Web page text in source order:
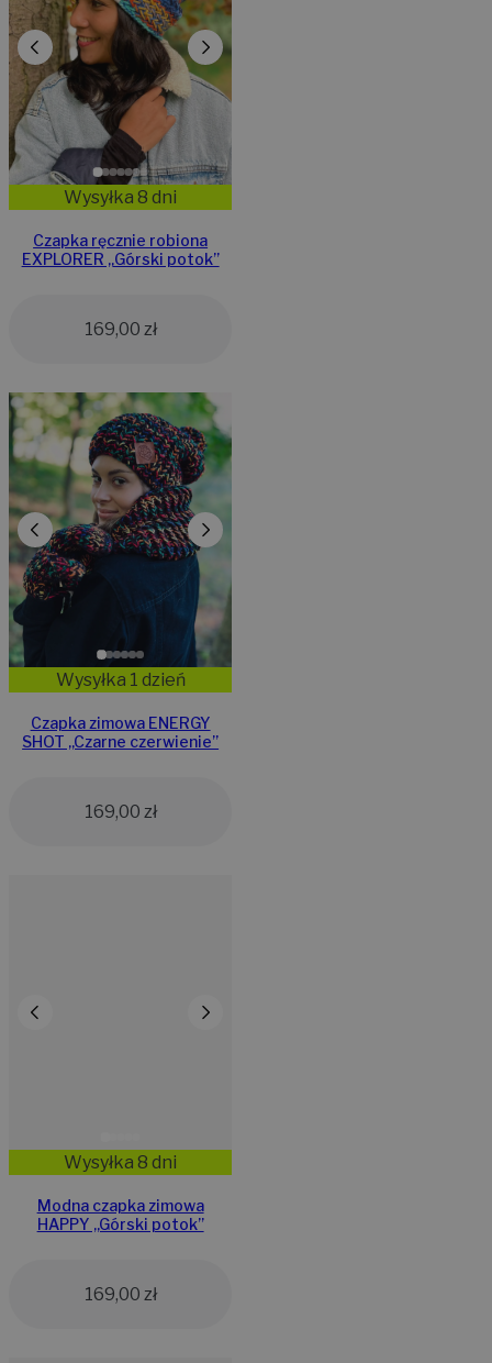
Wysyłka 8 dni
Czapka ręcznie robiona
EXPLORER „Górski potok”
169,00 zł
Wysyłka 1 dzień
Czapka zimowa ENERGY
SHOT ,,Czarne czerwienie”
169,00 zł
Wysyłka 8 dni
Modna czapka zimowa
HAPPY ,,Górski potok”
169,00 zł